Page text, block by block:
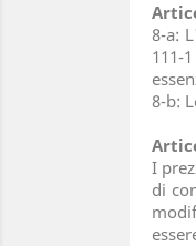
8-a:
111-
8-b:
I
di